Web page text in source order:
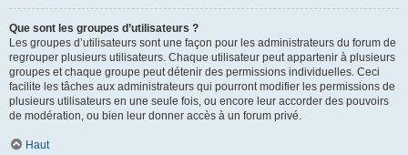
Que sont les groupes d’utilisateurs ?
Les groupes d’utilisateurs sont une façon pour les administrateurs du forum de
regrouper plusieurs utilisateurs. Chaque utilisateur peut appartenir à plusieurs
groupes et chaque groupe peut détenir des permissions individuelles. Ceci
facilite les tâches aux administrateurs qui pourront modifier les permissions de
plusieurs utilisateurs en une seule fois, ou encore leur accorder des pouvoirs
de modération, ou bien leur donner accès à un forum privé.
Haut